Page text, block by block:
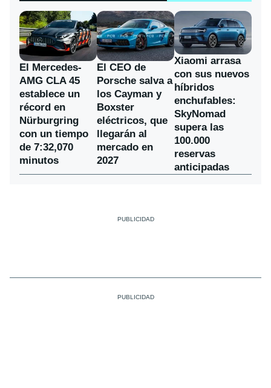
El Mercedes-
AMG CLA 45
establece un
récord en
Nürburgring
con un tiempo
de 7:32,070
minutos
El CEO de
Porsche salva a
los Cayman y
Boxster
eléctricos, que
llegarán al
mercado en
2027
Xiaomi arrasa
con sus nuevos
híbridos
enchufables:
SkyNomad
supera las
100.000
reservas
anticipadas